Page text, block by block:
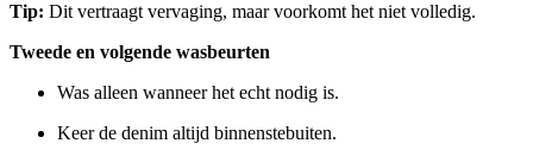
Tip: Dit vertraagt vervaging, maar voorkomt het niet volledig.
Tweede en volgende wasbeurten
Was alleen wanneer het echt nodig is.
Keer de denim altijd binnenstebuiten.